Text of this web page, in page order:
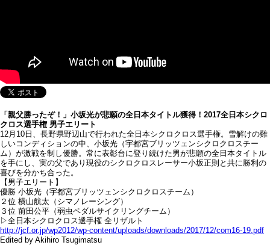
「親父勝ったぞ！」小坂光が悲願の全日本タイトル獲得！2017全日本シクロ
クロス選手権 男子エリート
12月10日、長野県野辺山で行われた全日本シクロクロス選手権。雪解けの難
しいコンディションの中、小坂光（宇都宮ブリッツェンシクロクロスチー
ム）が激戦を制し優勝。常に表彰台に登り続けた男が悲願の全日本タイトル
を手にし、実の父であり現役のシクロクロスレーサー小坂正則と共に勝利の
喜びを分かち合った。
【男子エリート】
優勝 小坂光（宇都宮ブリッツェンシクロクロスチーム）
２位 横山航太（シマノレーシング）
３位 前田公平（弱虫ペダルサイクリングチーム）
▷全日本シクロクロス選手権 全リザルト
http://jcf.or.jp/wp2012/wp-content/uploads/downloads/2017/12/com16-19.pdf
Edited by Akihiro Tsugimatsu